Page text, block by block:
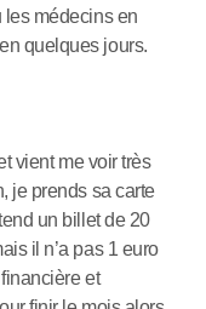
les médecins en
quelques jours.
vient me voir très
je prends sa carte
un billet de 20
il n’a pas 1 euro
et